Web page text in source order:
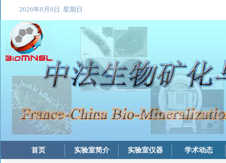
首页 实验室简介 实验室仪器 学术动态